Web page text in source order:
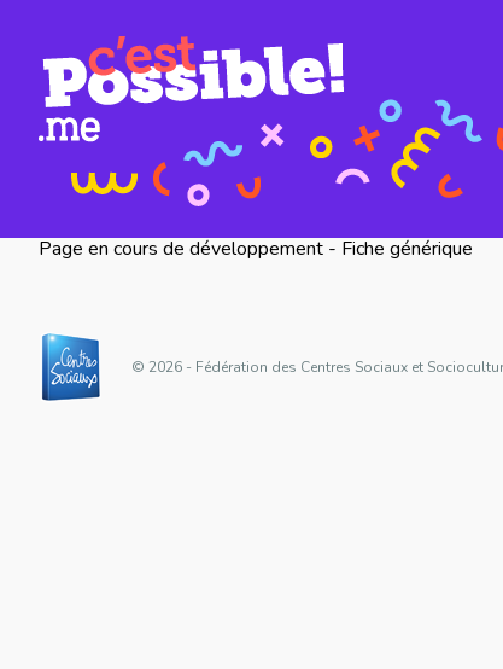
Page en cours de développement - Fiche générique
© 2026 - Fédération des Centres Sociaux et